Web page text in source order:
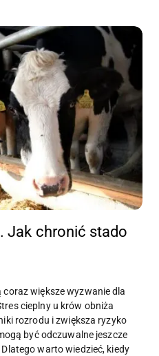
Jak chronić stado
większe wyzwanie dla
cieplny u krów obniża
rozrodu i zwiększa ryzyko
być odczuwalne jeszcze
warto wiedzieć, kiedy